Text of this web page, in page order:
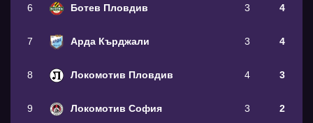
6 Ботев Пловдив 3 4
7 Арда Кърджали 3 4
8 Локомотив Пловдив 4 3
9 Локомотив София 3 2